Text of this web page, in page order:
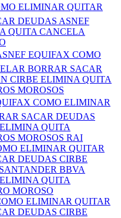
ELIMINAR QUITAR
DEUDAS ASNEF
QUITA CANCELA
EQUIFAX COMO
BORRAR SACAR
CIRBE ELIMINA QUITA
MOROSOS
COMO ELIMINAR
SACAR DEUDAS
QUITA
MOROSOS RAI
ELIMINAR QUITAR
DEUDAS CIRBE
BBVA
QUITA
MOROSO
ELIMINAR QUITAR
DEUDAS CIRBE